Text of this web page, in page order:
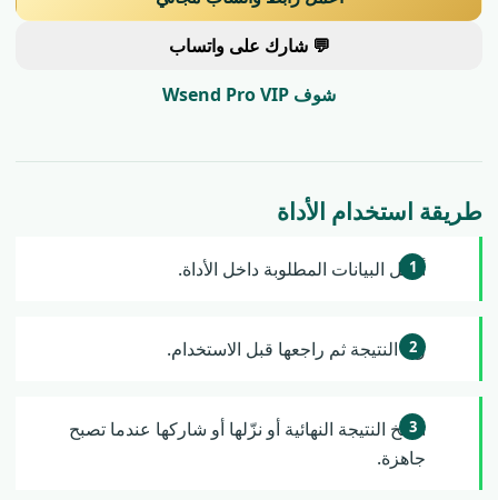
💬 شارك على واتساب
شوف Wsend Pro VIP
طريقة استخدام الأداة
أدخل البيانات المطلوبة داخل الأداة.
ولّد النتيجة ثم راجعها قبل الاستخدام.
انسخ النتيجة النهائية أو نزّلها أو شاركها عندما تصبح
جاهزة.